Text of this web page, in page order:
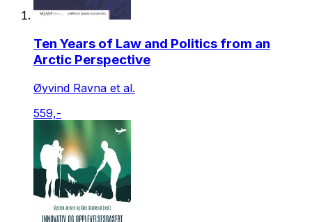
Ten Years of Law and Politics from an
Arctic Perspective
Øyvind Ravna et al.
559,-